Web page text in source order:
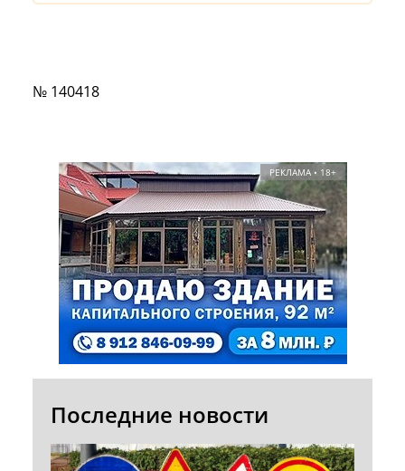
№ 140418
РЕКЛАМА • 18+
Последние новости